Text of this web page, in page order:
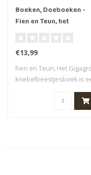
Boeken, Doeboeken -
Fien en Teun, het
€13,99
Fien en Teun, Het
kriebelbeestjesboek is